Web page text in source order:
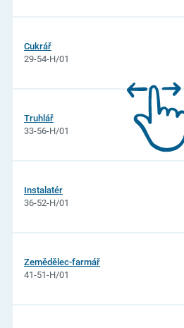
Cukrář
29-54-H/01
Truhlář
33-56-H/01
Instalatér
36-52-H/01
Zemědělec-farmář
41-51-H/01